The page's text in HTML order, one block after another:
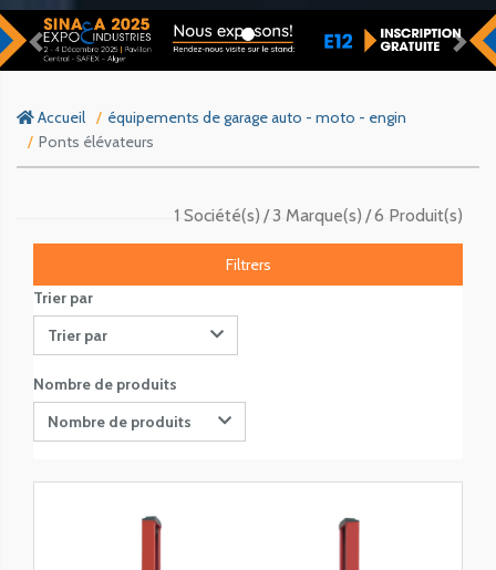
Previous
Accueil
équipements de garage auto - moto - engin
Ponts élévateurs
6 Produit(s)
3 Marque(s)
1 Société(s)
Filtrers
Trier par
Trier par
Nombre de produits
Nombre de produits